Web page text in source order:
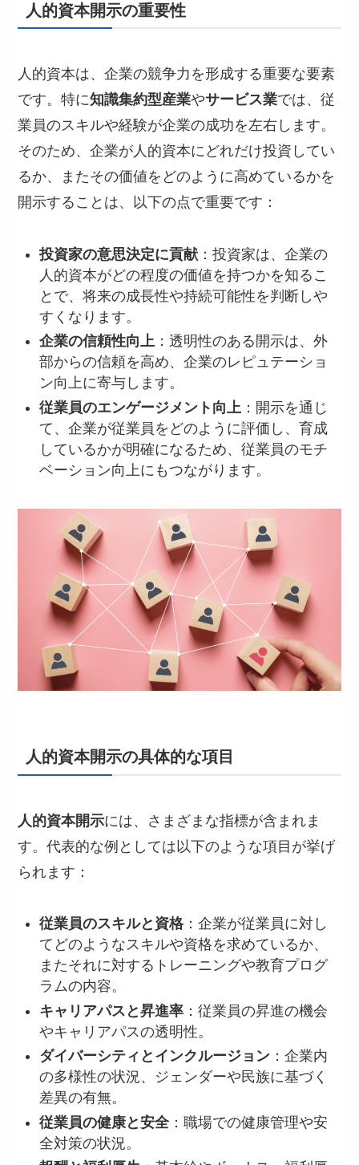
人的資本開示の重要性
人的資本は、企業の競争力を形成する重要な要素
です。特に知識集約型産業やサービス業では、従
業員のスキルや経験が企業の成功を左右します。
そのため、企業が人的資本にどれだけ投資してい
るか、またその価値をどのように高めているかを
開示することは、以下の点で重要です：
投資家の意思決定に貢献 ：投資家は、企業の
人的資本がどの程度の価値を持つかを知るこ
とで、将来の成長性や持続可能性を判断しや
すくなります。
企業の信頼性向上 ：透明性のある開示は、外
部からの信頼を高め、企業のレピュテーショ
ン向上に寄与します。
従業員のエンゲージメント向上 ：開示を通じ
て、企業が従業員をどのように評価し、育成
しているかが明確になるため、従業員のモチ
ベーション向上にもつながります。
人的資本開示の具体的な項目
人的資本開示には、さまざまな指標が含まれま
す。代表的な例としては以下のような項目が挙げ
られます：
従業員のスキルと資格：企業が従業員に対し
てどのようなスキルや資格を求めているか、
またそれに対するトレーニングや教育プログ
ラムの内容。
キャリアパスと昇進率 ：従業員の昇進の機会
やキャリアパスの透明性。
ダイバーシティとインクルージョン ：企業内
の多様性の状況、ジェンダーや民族に基づく
差異の有無。
従業員の健康と安全：職場での健康管理や安
全対策の状況。